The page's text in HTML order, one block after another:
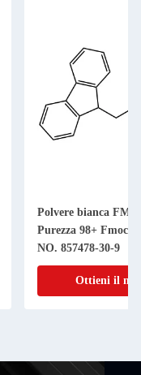
Polvere bianca
Purezza 98+ Fmoc-
NO. 857478-30-9
Ottieni il